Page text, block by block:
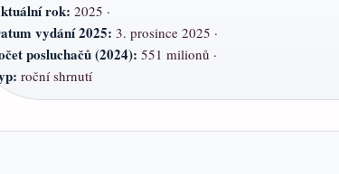
rok: 2025 ·
vydání 2025: 3. prosince 2025 ·
posluchačů (2024): 551 milionů ·
roční shrnutí